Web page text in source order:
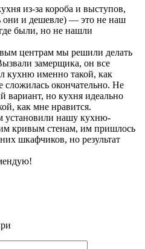
из-за короба и выступов,
они и дешевле) — это не наш
были, но не нашли
центрам мы решили делать
замерщика, он все
кухню именно такой, как
сложилась окончательно. Не
вариант, но кухня идеально
как мне нравится.
установили нашу кухню-
кривым стенам, им пришлось
шкафчиков, но результат